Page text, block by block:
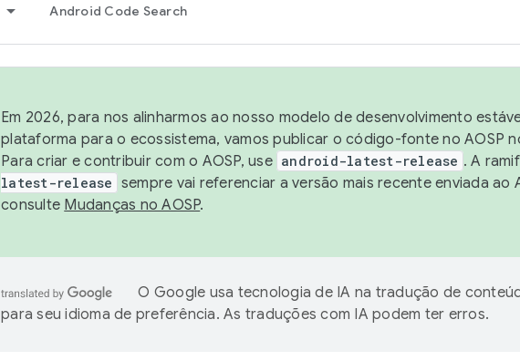
Android Code Search
Em 2026, para nos alinharmos ao nosso modelo de desenvolvimento
plataforma para o ecossistema, vamos publicar o código-fonte no AOSP
Para criar e contribuir com o AOSP, use android-latest-release . A
latest-release sempre vai referenciar a versão mais recente enviada ao
consulte Mudanças no AOSP.
O Google usa tecnologia de IA na tradução de
para seu idioma de preferência. As traduções com IA podem ter erros.